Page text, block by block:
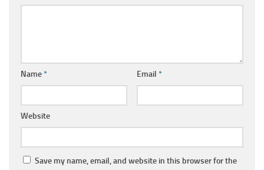
Name* Email *
Website
Save my name, email, and website in this browser for the